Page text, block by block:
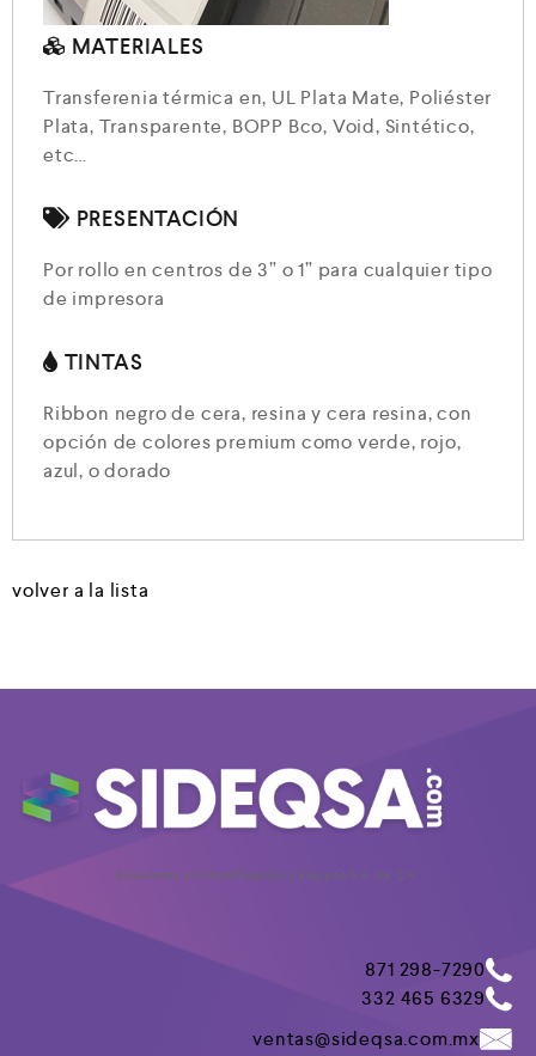
MATERIALES
Transferenia térmica en, UL Plata Mate, Poliéster
Plata, Transparente, BOPP Bco, Void, Sintético,
etc…
PRESENTACIÓN
Por rollo en centros de 3” o 1” para cualquier tipo
de impresora
TINTAS
Ribbon negro de cera, resina y cera resina, con
opción de colores premium como verde, rojo,
azul, o dorado
volver a la lista
Soluciones en Identificación y Equipos S.A. de C.V.
871 298-7290
332 465 6329
ventas@sideqsa.com.mx